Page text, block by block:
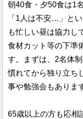
朝40食・夕50食は1
「1人は不安…」と
も忙しい昼は協力し
食材カット等の下準
す。まずは、2名体
慣れてから独り立ち
事や勉強会もありま
65歳以上の方も応相